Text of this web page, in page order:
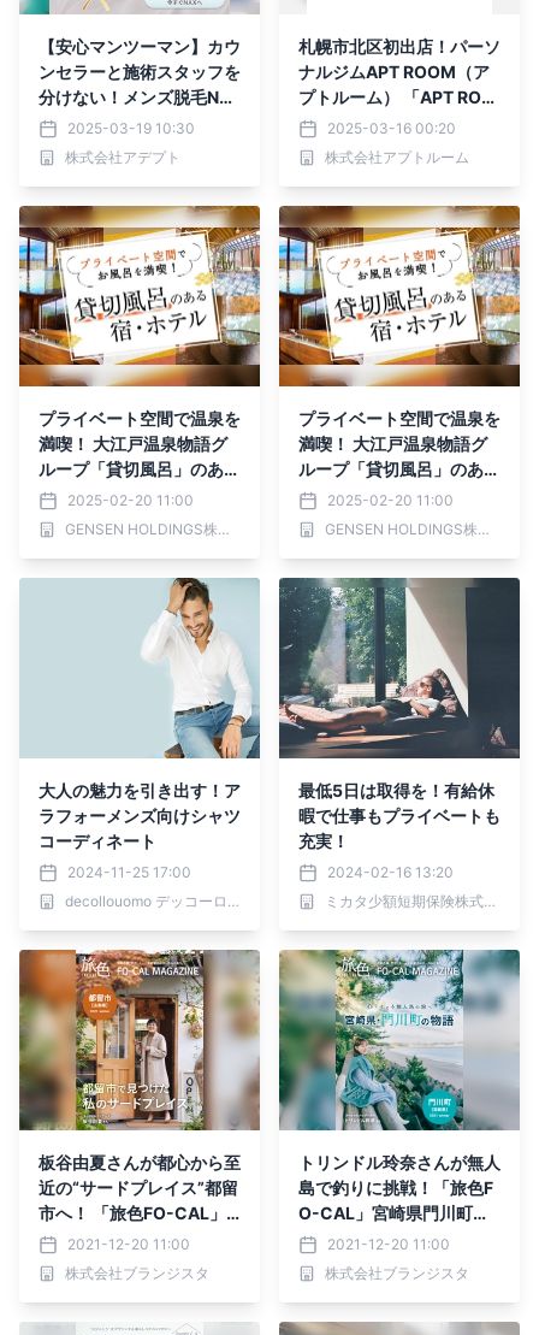
【安心マンツーマン】カウ
ンセラーと施術スタッフを
分けない！メンズ脱毛NA
Xでは”統一型”で安心ご対
応！
2025-03-19 10:30
株式会社アデプト
札幌市北区初出店！パーソ
ナルジムAPT ROOM（ア
プトルーム） 「APT ROO
M 篠路店」2025年4月1日
（火）にNEW OPEN
2025-03-16 00:20
株式会社アプトルーム
プライベート空間で温泉を
満喫！ 大江戸温泉物語グ
ループ「貸切風呂」のある
ホテル・宿 ～東北・関
東・甲信越エリア～
2025-02-20 11:00
GENSEN HOLDINGS株式会社
プライベート空間で温泉を
満喫！ 大江戸温泉物語グ
ループ「貸切風呂」のある
ホテル・宿 ～北陸・近
畿・中国エリア～
2025-02-20 11:00
GENSEN HOLDINGS株式会社
大人の魅力を引き出す！ア
ラフォーメンズ向けシャツ
コーディネート
2024-11-25 17:00
decollouomo デッコーロウォモ
最低5日は取得を！有給休
暇で仕事もプライベートも
充実！
2024-02-16 13:20
ミカタ少額短期保険株式会社
板谷由夏さんが都心から至
近の“サードプレイス”都留
市へ！ 「旅色FO-CAL」
山梨県都留市特集公開
2021-12-20 11:00
株式会社ブランジスタ
トリンドル玲奈さんが無人
島で釣りに挑戦！「旅色F
O-CAL」宮崎県門川町特
集公開2021-12-20 11:00
株式会社ブランジスタ